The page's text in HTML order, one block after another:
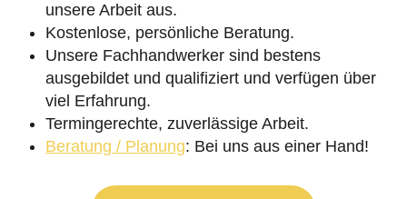
unsere Arbeit aus.
Kostenlose, persönliche Beratung.
Unsere Fachhandwerker sind bestens
ausgebildet und qualifiziert und verfügen über
viel Erfahrung.
Termingerechte, zuverlässige Arbeit.
Beratung / Planung: Bei uns aus einer Hand!